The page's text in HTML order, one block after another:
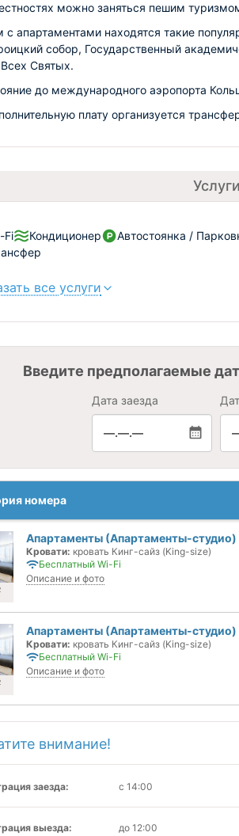
можно заняться пешим
с апартаментами находятся такие
собор, Государственный
Святых.
до международного аэропорта
плату организуется
Fi Кондиционер Автостоянка /
все услуги
Введите предполагаемые
Дата заезда
—.—.—
номера
Апартаменты (Апартаменты-студио)
Кровати: кровать Кинг-сайз (King-size)
Бесплатный Wi-Fi
Описание и фото
Апартаменты (Апартаменты-студио)
Кровати: кровать Кинг-сайз (King-size)
Бесплатный Wi-Fi
Описание и фото
внимание!
заезда: с 14:00
выезда: до 12:00